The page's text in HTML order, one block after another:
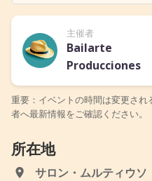
主催者
Bailarte
Producciones
重要：イベントの時間は変更さ
者へ最新情報をご確認ください。
所在地
サロン・ムルティウ